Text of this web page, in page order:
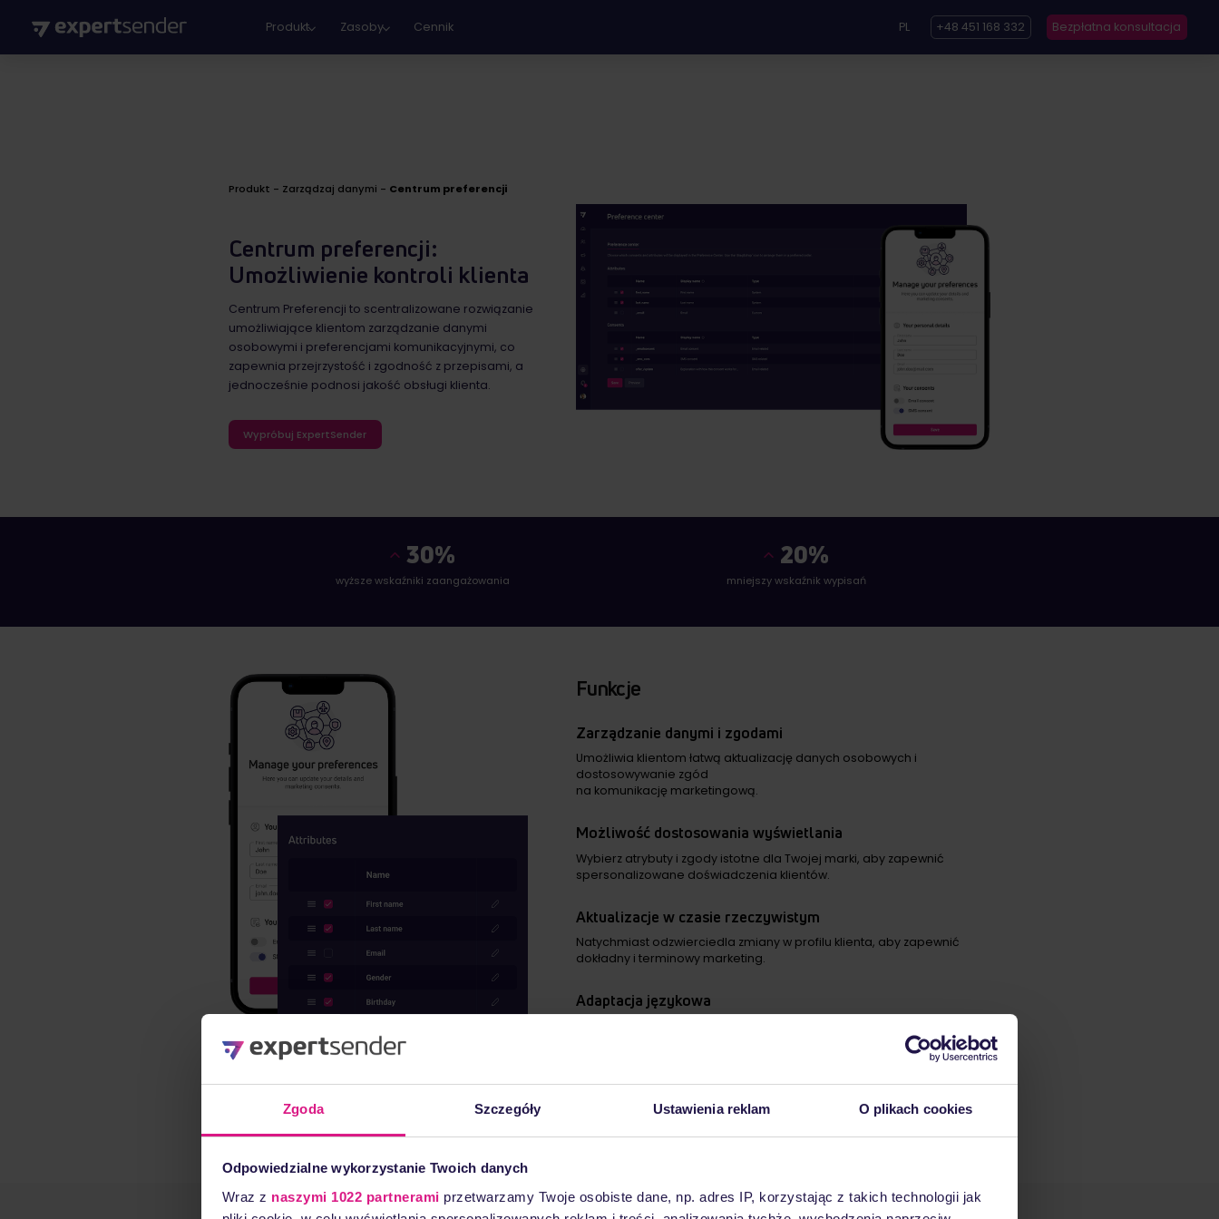
Zgoda Szczegóły Ustawienia reklam O plikach cookies
Odpowiedzialne wykorzystanie Twoich danych
Wraz z naszymi 1022 partnerami przetwarzamy Twoje osobiste dane, np. adres IP, korzystając z takich technologii jak
PL +48 451 168 332 Bezpłatna konsultacja
Produkt Zasoby Cennik
Produkt - Zarządzaj danymi - Centrum preferencji
Centrum preferencji:
Umożliwienie kontroli klienta
Centrum Preferencji to scentralizowane rozwiązanie
umożliwiające klientom zarządzanie danymi
osobowymi i preferencjami komunikacyjnymi, co
zapewnia przejrzystość i zgodność z przepisami, a
jednocześnie podnosi jakość obsługi klienta.
Wypróbuj ExpertSender
30%
wyższe wskaźniki zaangażowania
20%
mniejszy wskaźnik wypisań
Funkcje
Zarządzanie danymi i zgodami
Umożliwia klientom łatwą aktualizację danych osobowych i
dostosowywanie zgód
na komunikację marketingową.
Możliwość dostosowania wyświetlania
Wybierz atrybuty i zgody istotne dla Twojej marki, aby zapewnić
spersonalizowane doświadczenia klientów.
Aktualizacje w czasie rzeczywistym
Natychmiast odzwierciedla zmiany w profilu klienta, aby zapewnić
dokładny i terminowy marketing.
Adaptacja językowa
Integracja z pocztą e-mail
Dołącz linki do Centrum preferencji w stopkach wiadomości e-mail,